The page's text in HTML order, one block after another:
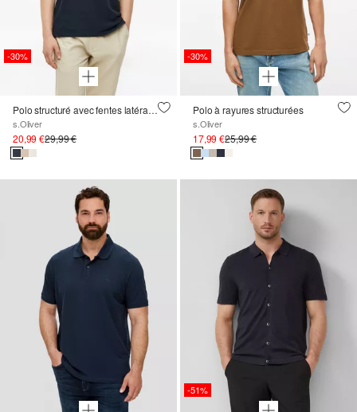
-30%
Polo structuré avec fentes latérales
s.Oliver
20,99 €29,99 €
-30%
Polo à rayures structurées
s.Oliver
17,99 €25,99 €
-51%